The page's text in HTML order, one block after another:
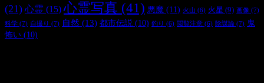
(21) 心霊 (15) 心霊写真 (41) 悪魔 (11) 火山 (6) 火星 (9) 画像 (7)
科学 (7) 自撮り (7) 自然 (13) 都市伝説 (10) 釣り (6) 閲覧注意 (6) 陰謀論 (7) 鬼
怖い (10)